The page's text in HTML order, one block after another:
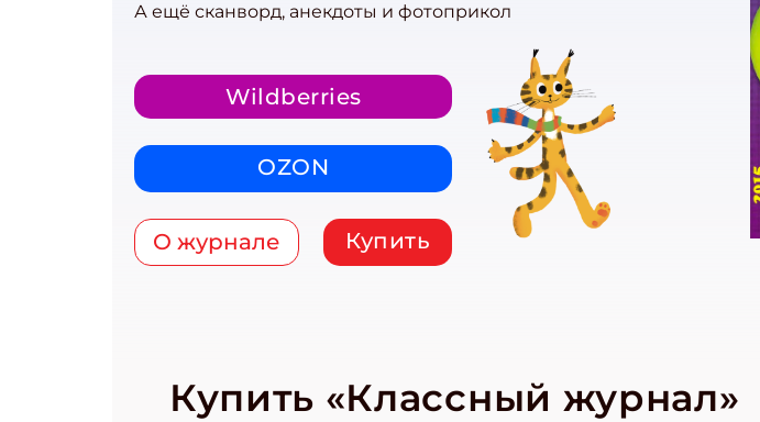
А ещё сканворд, анекдоты и фотоприкол
Wildberries
OZON
О журнале Купить
Купить «Классный журнал»